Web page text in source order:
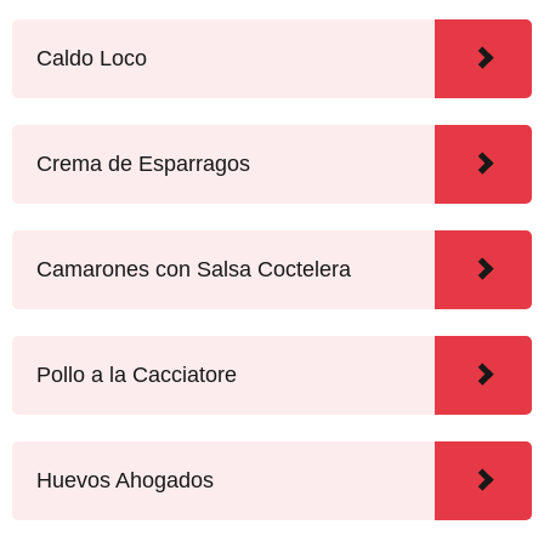
Caldo Loco
Crema de Esparragos
Camarones con Salsa Coctelera
Pollo a la Cacciatore
Huevos Ahogados